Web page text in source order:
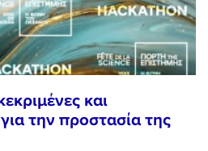
και
την προστασία της